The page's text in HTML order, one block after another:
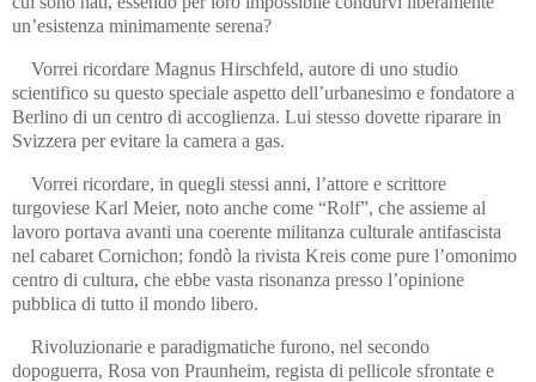
un’esistenza minimamente serena?
Vorrei ricordare Magnus Hirschfeld, autore di uno studio
scientifico su questo speciale aspetto dell’urbanesimo e fondatore a
Berlino di un centro di accoglienza. Lui stesso dovette riparare in
Svizzera per evitare la camera a gas.
Vorrei ricordare, in quegli stessi anni, l’attore e scrittore
turgoviese Karl Meier, noto anche come “Rolf”, che assieme al
lavoro portava avanti una coerente militanza culturale antifascista
nel cabaret Cornichon; fondò la rivista Kreis come pure l’omonimo
centro di cultura, che ebbe vasta risonanza presso l’opinione
pubblica di tutto il mondo libero.
Rivoluzionarie e paradigmatiche furono, nel secondo
dopoguerra, Rosa von Praunheim, regista di pellicole sfrontate e